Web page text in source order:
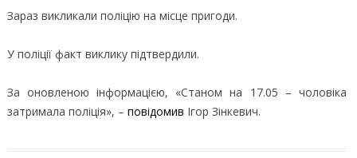
Зараз викликали поліцію на місце пригоди.
У поліції факт виклику підтвердили.
За оновленою інформацією, «Станом на 17.05 – чоловіка
затримала поліція», – повідомив Ігор Зінкевич.